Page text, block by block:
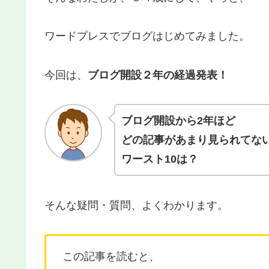
ワードプレスでブログはじめてみました。
今回は、 ブログ開設２年の経過発表！
ブログ開設から2年ほど
どの記事があまり見られてな
ワースト10は？
そんな疑問・質問、よくわかります。
この記事を読むと、